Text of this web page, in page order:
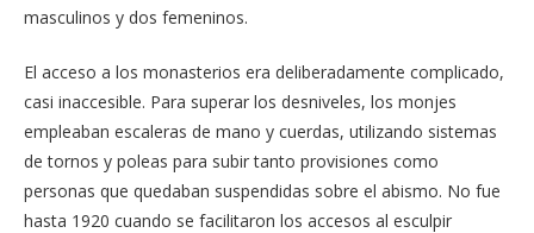
masculinos y dos femeninos.
El acceso a los monasterios era deliberadamente complicado,
casi inaccesible. Para superar los desniveles, los monjes
empleaban escaleras de mano y cuerdas, utilizando sistemas
de tornos y poleas para subir tanto provisiones como
personas que quedaban suspendidas sobre el abismo. No fue
hasta 1920 cuando se facilitaron los accesos al esculpir